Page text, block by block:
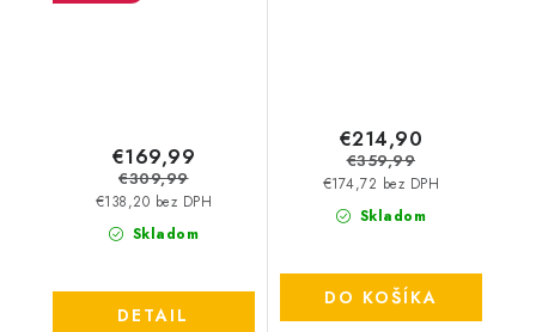
Skladom
€138,20 bez DPH
€169,99
€309,99
DETAIL
Skladom
€174,72 bez DPH
€214,90
€359,99
DO KOŠÍKA